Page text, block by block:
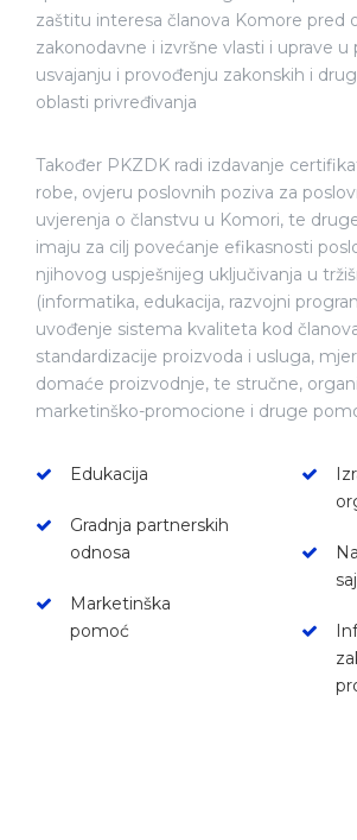
zaštitu interesa članova Komore pred
zakonodavne i izvršne vlasti i uprave u
usvajanju i provođenju zakonskih i
oblasti privređivanja
Također PKZDK radi izdavanje
robe, ovjeru poslovnih poziva za
uvjerenja o članstvu u Komori, te
imaju za cilj povećanje efikasnosti
njihovog uspješnijeg uključivanja u
(informatika, edukacija, razvojni
uvođenje sistema kvaliteta kod
standardizacije proizvoda i usluga,
domaće proizvodnje, te stručne,
marketinško-promocione i druge
Edukacija
Gradnja partnerskih
odnosa
Marketinška
pomoć